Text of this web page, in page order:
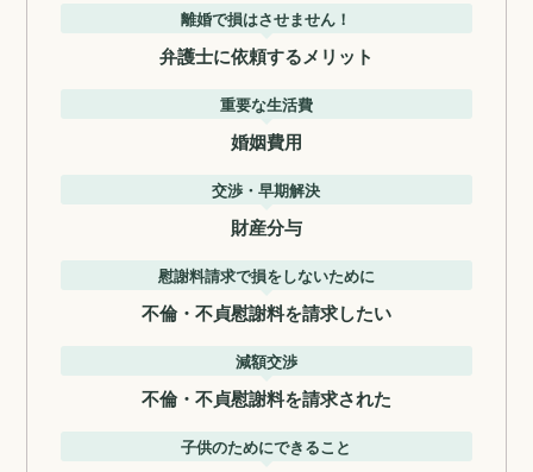
離婚で損はさせません！
弁護士に依頼するメリット
重要な生活費
婚姻費用
交渉・早期解決
財産分与
慰謝料請求で損をしないために
不倫・不貞慰謝料を請求したい
減額交渉
不倫・不貞慰謝料を請求された
子供のためにできること